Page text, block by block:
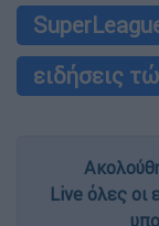
ειδήσεις
Live όλες οι